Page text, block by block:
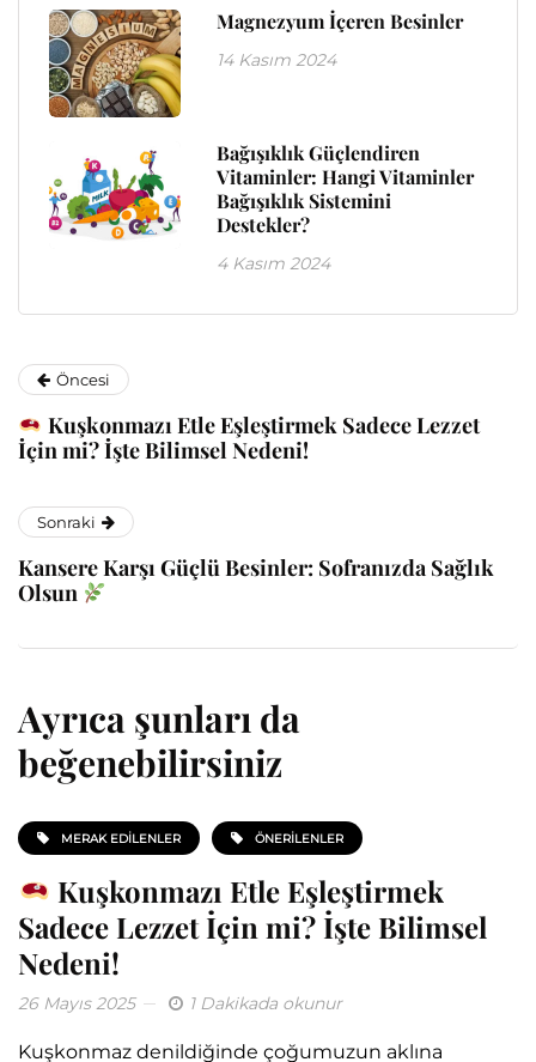
Magnezyum İçeren Besinler
14 Kasım 2024
Bağışıklık Güçlendiren
Vitaminler: Hangi Vitaminler
Bağışıklık Sistemini
Destekler?
4 Kasım 2024
Öncesi
Kuşkonmazı Etle Eşleştirmek Sadece Lezzet
İçin mi? İşte Bilimsel Nedeni!
Sonraki
Kansere Karşı Güçlü Besinler: Sofranızda Sağlık
Olsun
Ayrıca şunları da
beğenebilirsiniz
MERAK EDILENLER ÖNERILENLER
Kuşkonmazı Etle Eşleştirmek
Sadece Lezzet İçin mi? İşte Bilimsel
Nedeni!
26 Mayıs 2025 1 Dakikada okunur
Kuşkonmaz denildiğinde çoğumuzun aklına